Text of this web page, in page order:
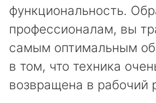
функциональность.
профессионалам, вы
самым оптимальным
в том, что техника
возвращена в рабочий